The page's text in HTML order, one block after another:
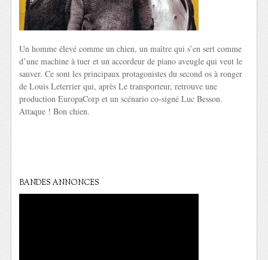
Un homme élevé comme un chien, un maître qui s’en sert comme
d’une machine à tuer et un accordeur de piano aveugle qui veut le
sauver. Ce sont les principaux protagonistes du second os à ronger
de Louis Leterrier qui, après Le transporteur, retrouve une
production EuropaCorp et un scénario co-signé Luc Besson.
Attaque ! Bon chien.
BANDES ANNONCES